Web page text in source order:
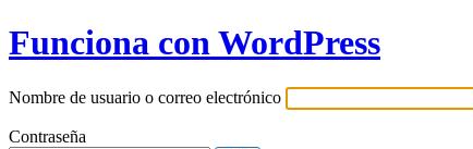
Funciona con WordPress
Nombre de usuario o correo electrónico
Contraseña